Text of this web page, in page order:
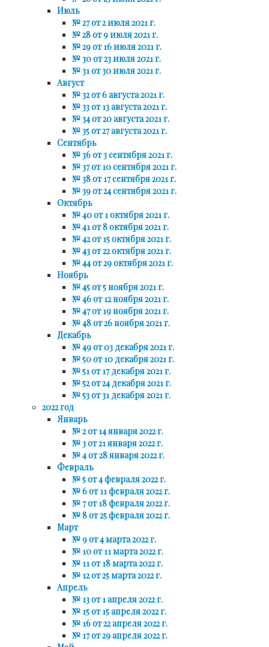
Июль
№ 27 от 2 июля 2021 г.
№ 28 от 9 июля 2021 г.
№ 29 от 16 июля 2021 г.
№ 30 от 23 июля 2021 г.
№ 31 от 30 июля 2021 г.
Август
№ 32 от 6 августа 2021 г.
№ 33 от 13 августа 2021 г.
№ 34 от 20 августа 2021 г.
№ 35 от 27 августа 2021 г.
Сентябрь
№ 36 от 3 сентября 2021 г.
№ 37 от 10 сентября 2021 г.
№ 38 от 17 сентября 2021 г.
№ 39 от 24 сентября 2021 г.
Октябрь
№ 40 от 1 октября 2021 г.
№ 41 от 8 октября 2021 г.
№ 42 от 15 октября 2021 г.
№ 43 от 22 октября 2021 г.
№ 44 от 29 октября 2021 г.
Ноябрь
№ 45 от 5 ноября 2021 г.
№ 46 от 12 ноября 2021 г.
№ 47 от 19 ноября 2021 г.
№ 48 от 26 ноября 2021 г.
Декабрь
№ 49 от 03 декабря 2021 г.
№ 50 от 10 декабря 2021 г.
№ 51 от 17 декабря 2021 г.
№ 52 от 24 декабря 2021 г.
№ 53 от 31 декабря 2021 г.
2022 год
Январь
№ 2 от 14 января 2022 г.
№ 3 от 21 января 2022 г.
№ 4 от 28 января 2022 г.
Февраль
№ 5 от 4 февраля 2022 г.
№ 6 от 11 февраля 2022 г.
№ 7 от 18 февраля 2022 г.
№ 8 от 25 февраля 2022 г.
Март
№ 9 от 4 марта 2022 г.
№ 10 от 11 марта 2022 г.
№ 11 от 18 марта 2022 г.
№ 12 от 25 марта 2022 г.
Апрель
№ 13 от 1 апреля 2022 г.
№ 15 от 15 апреля 2022 г.
№ 16 от 22 апреля 2022 г.
№ 17 от 29 апреля 2022 г.